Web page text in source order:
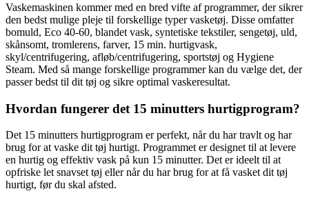
Vaskemaskinen kommer med en bred vifte af programmer, der sikrer
den bedst mulige pleje til forskellige typer vasketøj. Disse omfatter
bomuld, Eco 40-60, blandet vask, syntetiske tekstiler, sengetøj, uld,
skånsomt, tromlerens, farver, 15 min. hurtigvask,
skyl/centrifugering, afløb/centrifugering, sportstøj og Hygiene
Steam. Med så mange forskellige programmer kan du vælge det, der
passer bedst til dit tøj og sikre optimal vaskeresultat.
Hvordan fungerer det 15 minutters hurtigprogram?
Det 15 minutters hurtigprogram er perfekt, når du har travlt og har
brug for at vaske dit tøj hurtigt. Programmet er designet til at levere
en hurtig og effektiv vask på kun 15 minutter. Det er ideelt til at
opfriske let snavset tøj eller når du har brug for at få vasket dit tøj
hurtigt, før du skal afsted.